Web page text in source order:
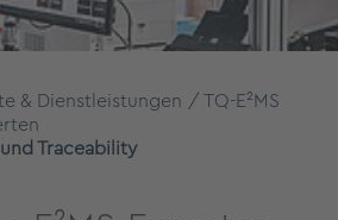
& Dienstleistungen
TQ-E²MS
Traceability